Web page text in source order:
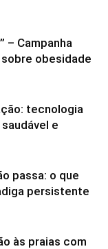
– Campanha
obesidade
tecnologia
e
passa: o que
persistente
às praias com